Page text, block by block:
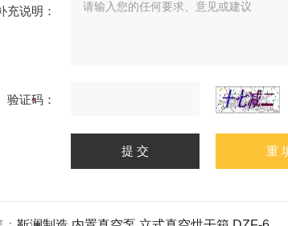
充说明：
验证码：